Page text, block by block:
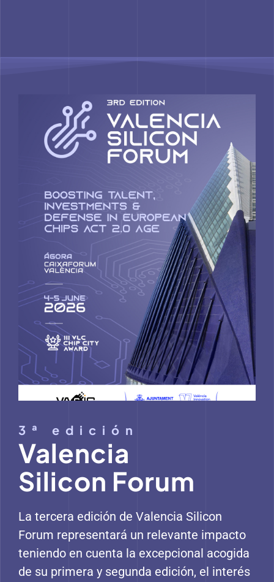
3ª edición
Valencia
Silicon Forum
La tercera edición de Valencia Silicon
Forum representará un relevante impacto
teniendo en cuenta la excepcional acogida
de su primera y segunda edición, el interés